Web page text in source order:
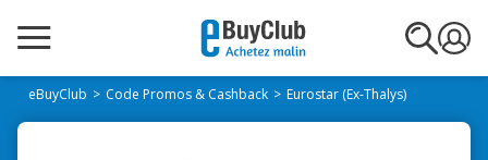
eBuyClub Code Promos & Cashback Eurostar (Ex-Thalys)